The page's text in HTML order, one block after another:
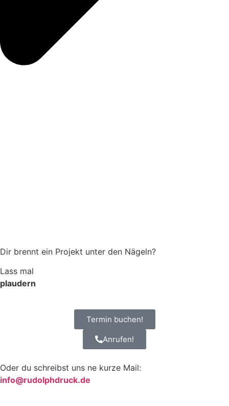
Dir brennt ein Projekt unter den Nägeln?
Lass mal
plaudern
Termin buchen!
Anrufen!
Oder du schreibst uns ne kurze Mail:
info@rudolphdruck.de